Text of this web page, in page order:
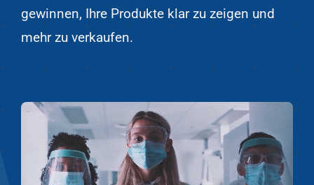
gewinnen, Ihre Produkte klar zu zeigen und
mehr zu verkaufen.